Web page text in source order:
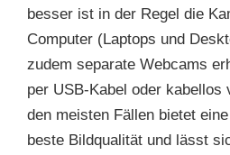
besser ist in der Regel die
Computer (Laptops und
zudem separate Webcams
per USB-Kabel oder kabellos
den meisten Fällen bietet
beste Bildqualität und lässt